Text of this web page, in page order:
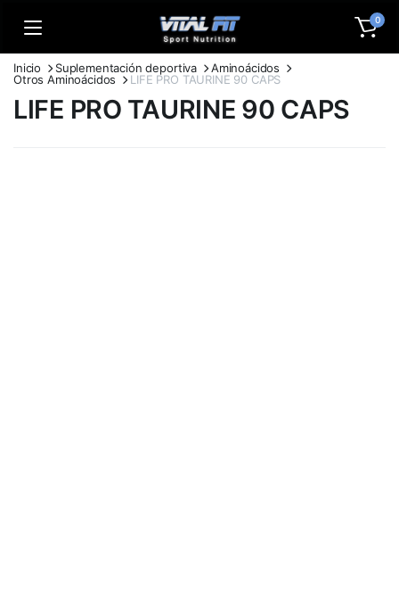
0
Inicio Suplementación deportiva
Aminoácidos
Otros Aminoácidos
LIFE PRO TAURINE 90 CAPS
LIFE PRO TAURINE 90 CAPS